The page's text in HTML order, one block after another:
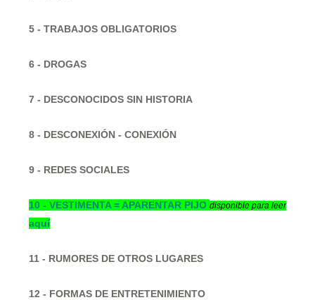
5 - TRABAJOS OBLIGATORIOS
6 - DROGAS
7 - DESCONOCIDOS SIN HISTORIA
8 - DESCONEXIÓN - CONEXIÓN
9 - REDES SOCIALES
10 - VESTIMENTA = APARENTAR PIJO disponible para leer
aquí
11 - RUMORES DE OTROS LUGARES
12 - FORMAS DE ENTRETENIMIENTO